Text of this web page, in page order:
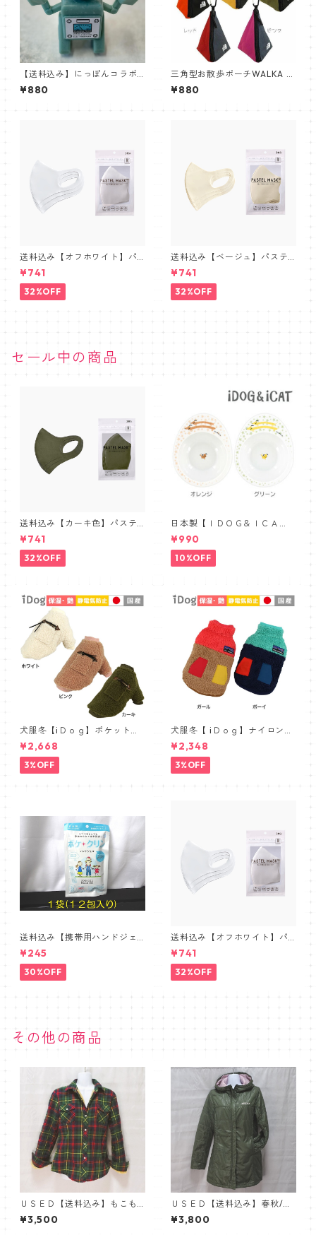
【送料込み】にっぽんコラボ
プロジェクト！海洋プラスチ
ック100％組み立てるメガネ置
¥880
三角型お散歩ポーチWALKA H
OLIC マナーポーチ【iDOG】
アウトドアシーンにピッタリ
¥880
送料込み【オフホワイト】パ
ステルマスク三層構造３D【P
ASTEL MASK】抗菌防臭・肌
に優しい布マスク 3枚セット
¥741
32%OFF
送料込み【ベージュ】パステ
ルマスク三層構造３D【PASTE
L MASK】抗菌防臭・肌に優し
い布マスク 3枚セット
¥741
32%OFF
セール中の商品
送料込み【カーキ色】パステ
ルマスク三層構造３D【PASTE
L MASK】抗菌防臭・肌に優し
い布マスク 3枚セット
¥741
32%OFF
日本製【ＩＤＯＧ＆ＩＣＡ
Ｔ】オリジナル ドゥーエッグ
フードボウル 星とわんこ
¥990
10%OFF
犬服冬【iＤｏｇ】ポケット付
ボアトレーナー 日本製・保湿
ツヤＵＰ静電気防止
¥2,668
3%OFF
犬服冬【 iＤｏｇ】ナイロンポ
ケット切替ベスト 日本製 保
湿ツヤＵＰ静電気防止
¥2,348
3%OFF
送料込み【携帯用ハンドジェ
ル１２包入り×１袋】外出先で
便利アイテム、アルコール洗
浄タイプ
¥245
30%OFF
送料込み【オフホワイト】パ
ステルマスク三層構造３D【P
ASTEL MASK】抗菌防臭・肌
に優しい布マスク 3枚セット
¥741
32%OFF
その他の商品
ＵＳＥＤ【送料込み】もこも
こファー使いのおしゃれシャ
ツ 防寒/厚手 あったかフェ
¥3,500
ＵＳＥＤ【送料込み】春秋/軽
量うす綿スポーツアウター・
アディダス/セミロングジャケ
¥3,800